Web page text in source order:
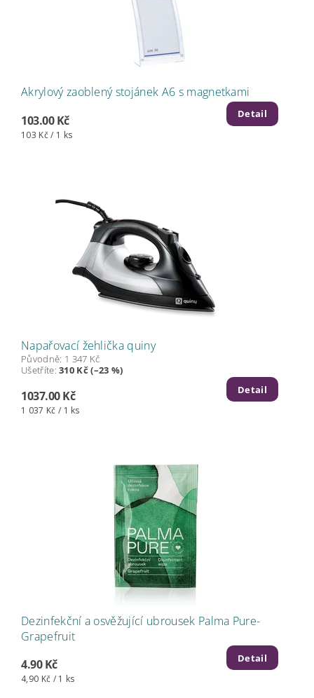
Akrylový zaoblený stojánek A6 s magnetkami
103.00 Kč
103 Kč / 1 ks
Detail
Napařovací žehlička quiny
Původně: 1 347 Kč
Ušetříte:310 Kč (–23 %)
1037.00 Kč
1 037 Kč / 1 ks
Detail
Dezinfekční a osvěžující ubrousek Palma Pure-
Grapefruit
4.90 Kč
4,90 Kč / 1 ks
Detail